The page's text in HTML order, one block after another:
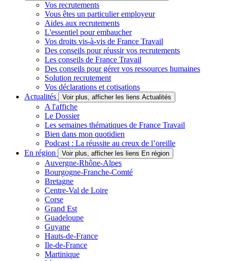
Vos recrutements
Vous êtes un particulier employeur
Aides aux recrutements
L'essentiel pour embaucher
Vos droits vis-à-vis de France Travail
Des conseils pour réussir vos recrutements
Les conseils de France Travail
Des conseils pour gérer vos ressources humaines
Solution recrutement
Vos déclarations et cotisations
Actualités
Voir plus, afficher les liens Actualités
A l'affiche
Le Dossier
Les semaines thématiques de France Travail
Bien dans mon quotidien
Podcast : La réussite au creux de l’oreille
En région
Voir plus, afficher les liens En région
Auvergne-Rhône-Alpes
Bourgogne-Franche-Comté
Bretagne
Centre-Val de Loire
Corse
Grand Est
Guadeloupe
Guyane
Hauts-de-France
Ile-de-France
Martinique